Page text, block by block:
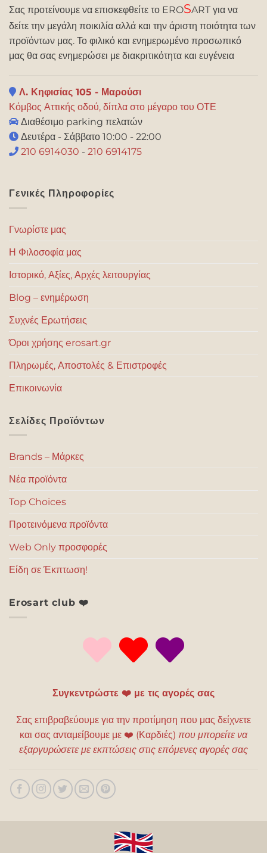
Σας προτείνουμε να επισκεφθείτε το EROSART για να
δείτε την μεγάλη ποικιλία αλλά και την άριστη ποιότητα των
προϊόντων μας. Το φιλικό και ενημερωμένο προσωπικό
μας θα σας ενημερώσει με διακριτικότητα και ευγένεια
Λ. Κηφισίας 105 - Μαρούσι
Κόμβος Αττικής οδού, δίπλα στο μέγαρο του ΟΤΕ
Διαθέσιμο parking πελατών
Δευτέρα - Σάββατο 10:00 - 22:00
210 6914030 - 210 6914175
Γενικές Πληροφορίες
Γνωρίστε μας
Η Φιλοσοφία μας
Ιστορικό, Αξίες, Αρχές λειτουργίας
Blog – ενημέρωση
Συχνές Ερωτήσεις
Όροι χρήσης erosart.gr
Πληρωμές, Αποστολές & Επιστροφές
Επικοινωνία
Σελίδες Προϊόντων
Brands – Μάρκες
Νέα προϊόντα
Top Choices
Προτεινόμενα προϊόντα
Web Only προσφορές
Είδη σε Έκπτωση!
Erosart club ❤️
Συγκεντρώστε ❤️ με τις αγορές σας
Σας επιβραβεύουμε για την προτίμηση που μας δείχνετε
και σας ανταμείβουμε με ❤️ (Καρδιές) που μπορείτε να
εξαργυρώσετε με εκπτώσεις στις επόμενες αγορές σας